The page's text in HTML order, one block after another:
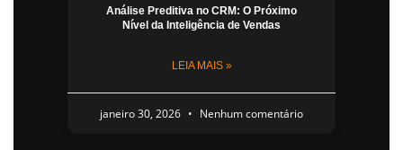
Análise Preditiva no CRM: O Próximo
Nível da Inteligência de Vendas
LEIA MAIS »
janeiro 30, 2026 Nenhum comentário